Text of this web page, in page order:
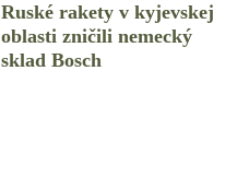
Ruské rakety v kyjevskej
oblasti zničili nemecký
sklad Bosch